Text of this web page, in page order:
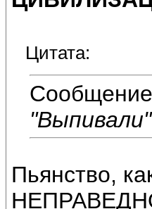
Цитата:
Пьянство,